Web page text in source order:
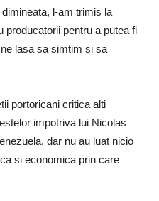
l-am trimis la
producatorii pentru a putea fi
lasa sa simtim si sa
portoricani critica alti
impotriva lui Nicolas
dar nu au luat nicio
si economica prin care